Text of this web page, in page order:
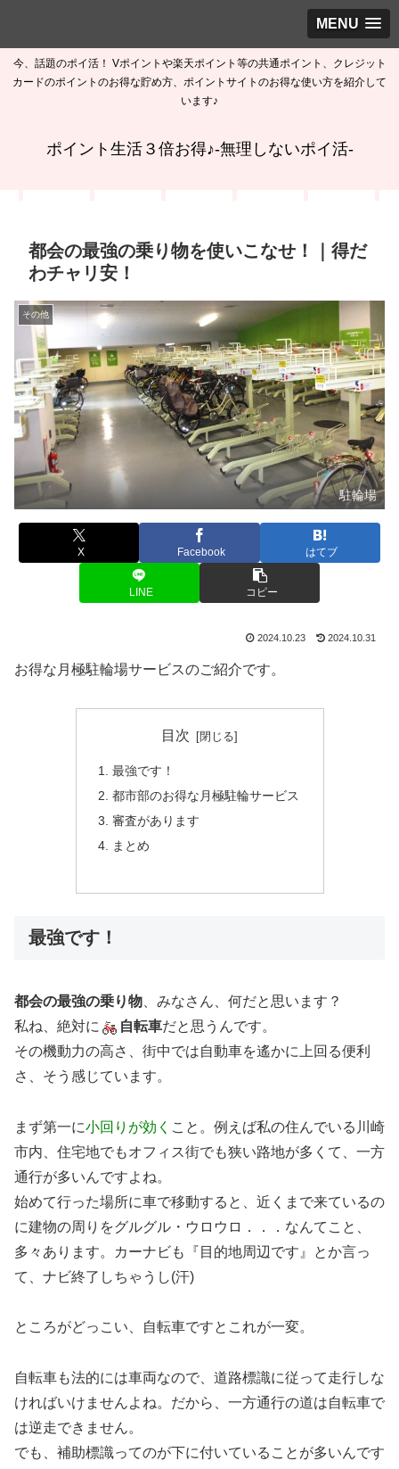
MENU
今、話題のポイ活！ Vポイントや楽天ポイント等の共通ポイント、クレジット
カードのポイントのお得な貯め方、ポイントサイトのお得な使い方を紹介して
います♪
ポイント生活３倍お得♪-無理しないポイ活-
都会の最強の乗り物を使いこなせ！｜得だ
わチャリ安！
その他
駐輪場
X Facebook はてブ
LINE コピー
2024.10.23 2024.10.31
お得な月極駐輪場サービスのご紹介です。
目次
最強です！
都市部のお得な月極駐輪サービス
審査があります
まとめ
最強です！
都会の最強の乗り物 、みなさん、何だと思います？
私ね、絶対に
自転車だと思うんです。
その機動力の高さ、街中では自動車を遙かに上回る便利
さ、そう感じています。
まず第一に小回りが効く こと。例えば私の住んでいる川崎
市内、住宅地でもオフィス街でも狭い路地が多くて、一方
通行が多いんですよね。
始めて行った場所に車で移動すると、近くまで来ているの
に建物の周りをグルグル・ウロウロ．．．なんてこと、
多々あります。カーナビも『目的地周辺です』とか言っ
て、ナビ終了しちゃうし(汗)
ところがどっこい、自転車ですとこれが一変。
自転車も法的には車両なので、道路標識に従って走行しな
ければいけませんよね。だから、一方通行の道は自転車で
は逆走できません。
でも、補助標識ってのが下に付いていることが多いんです